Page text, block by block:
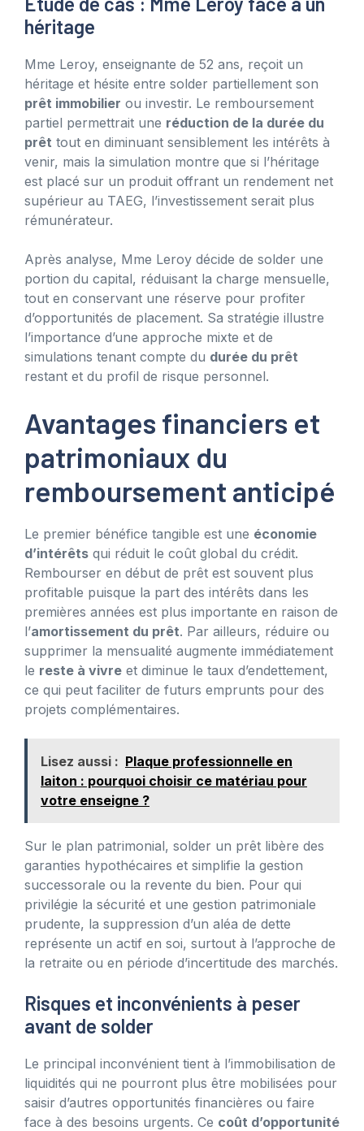
héritage
Mme Leroy, enseignante de 52 ans, reçoit un
héritage et hésite entre solder partiellement son
prêt immobilier ou investir. Le remboursement
partiel permettrait une réduction de la durée du
prêt tout en diminuant sensiblement les intérêts à
venir, mais la simulation montre que si l’héritage
est placé sur un produit offrant un rendement net
supérieur au TAEG, l’investissement serait plus
rémunérateur.
Après analyse, Mme Leroy décide de solder une
portion du capital, réduisant la charge mensuelle,
tout en conservant une réserve pour profiter
d’opportunités de placement. Sa stratégie illustre
l’importance d’une approche mixte et de
simulations tenant compte du durée du prêt
restant et du profil de risque personnel.
Avantages financiers et
patrimoniaux du
remboursement anticipé
Le premier bénéfice tangible est une économie
d’intérêts qui réduit le coût global du crédit.
Rembourser en début de prêt est souvent plus
profitable puisque la part des intérêts dans les
premières années est plus importante en raison de
l’amortissement du prêt. Par ailleurs, réduire ou
supprimer la mensualité augmente immédiatement
le reste à vivre et diminue le taux d’endettement,
ce qui peut faciliter de futurs emprunts pour des
projets complémentaires.
Lisez aussi : Plaque professionnelle en
laiton : pourquoi choisir ce matériau pour
votre enseigne ?
Sur le plan patrimonial, solder un prêt libère des
garanties hypothécaires et simplifie la gestion
successorale ou la revente du bien. Pour qui
privilégie la sécurité et une gestion patrimoniale
prudente, la suppression d’un aléa de dette
représente un actif en soi, surtout à l’approche de
la retraite ou en période d’incertitude des marchés.
Risques et inconvénients à peser
avant de solder
Le principal inconvénient tient à l’immobilisation de
liquidités qui ne pourront plus être mobilisées pour
saisir d’autres opportunités financières ou faire
face à des besoins urgents. Ce coût d’opportunité